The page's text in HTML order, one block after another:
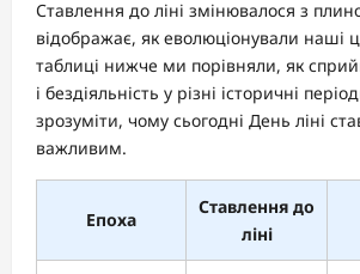
Ставлення до ліні змінювалося з
відображає, як еволюціонували наші
таблиці нижче ми порівняли, як
і бездіяльність у різні історичні
зрозуміти, чому сьогодні День ліні
важливим.
Епоха
Ставлення до
ліні